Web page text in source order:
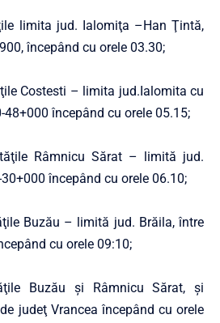
limita jud. Ialomiţa –Han Ţintă,
începând cu orele 03.30;
Costesti – limita jud.Ialomita cu
48+000 începând cu orele 05.15;
Râmnicu Sărat – limită jud.
începând cu orele 06.10;
Buzău – limită jud. Brăila, între
cu orele 09:10;
Buzău şi Râmnicu Sărat, şi
judeţ Vrancea începând cu orele